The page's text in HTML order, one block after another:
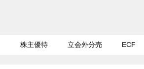
株主優待 立会外分売 ECF